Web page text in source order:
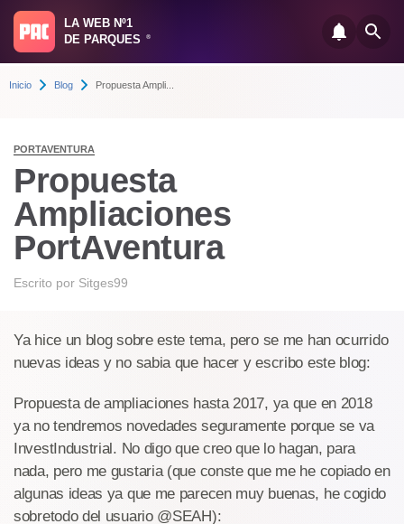
LA WEB Nº1
DE PARQUES
®
Inicio Blog Propuesta Ampli...
PORTAVENTURA
Propuesta
Ampliaciones
PortAventura
Escrito por Sitges99
Ya hice un blog sobre este tema, pero se me han ocurrido
nuevas ideas y no sabia que hacer y escribo este blog:
Propuesta de ampliaciones hasta 2017, ya que en 2018
ya no tendremos novedades seguramente porque se va
InvestIndustrial. No digo que creo que lo hagan, para
nada, pero me gustaria (que conste que me he copiado en
algunas ideas ya que me parecen muy buenas, he cogido
sobretodo del usuario @SEAH):